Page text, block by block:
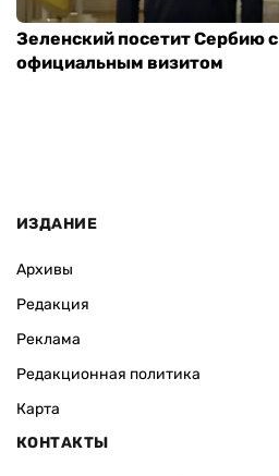
Зеленский посетит Сербию с
официальным визитом
ИЗДАНИЕ
Архивы
Редакция
Реклама
Редакционная политика
Карта
КОНТАКТЫ